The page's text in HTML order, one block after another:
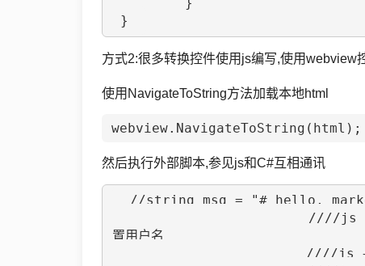
}
方式2:很多转换控件使用js编写,使用webview
使用NavigateToString方法加载本地html
webview.NavigateToString(html);
然后执行外部脚本,参见js和C#互相通讯
置用户名